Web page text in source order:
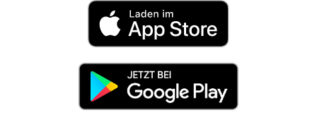
Laden
im
App
Jetzt
Google